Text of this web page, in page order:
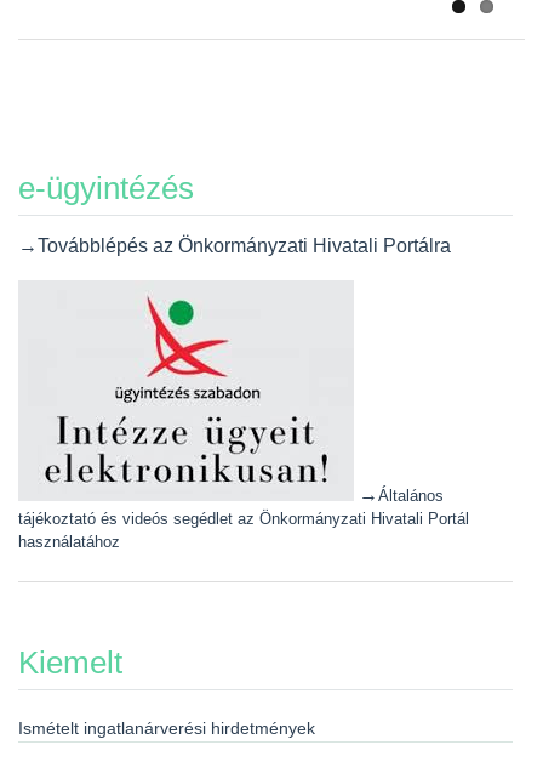
e-ügyintézés
→Továbblépés az Önkormányzati Hivatali Portálra
→ Általános
tájékoztató és videós segédlet az Önkormányzati Hivatali Portál
használatához
Kiemelt
Ismételt ingatlanárverési hirdetmények